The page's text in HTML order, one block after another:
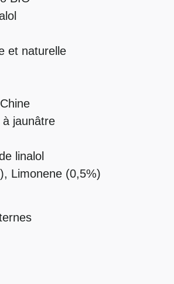
et naturelle
jaunâtre
linalol
Limonene (0,5%)